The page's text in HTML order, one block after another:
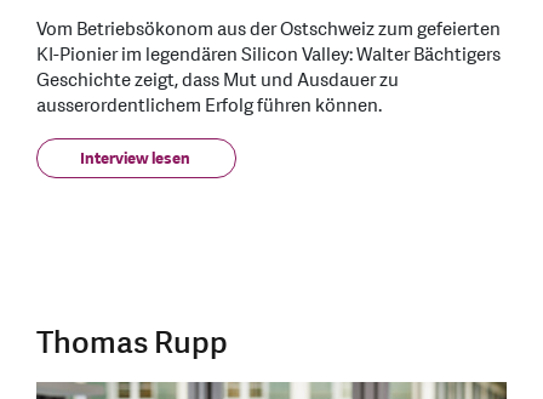
Vom Betriebsökonom aus der Ostschweiz zum gefeierten
KI-Pionier im legendären Silicon Valley: Walter Bächtigers
Geschichte zeigt, dass Mut und Ausdauer zu
ausserordentlichem Erfolg führen können.
Interview lesen
Thomas Rupp